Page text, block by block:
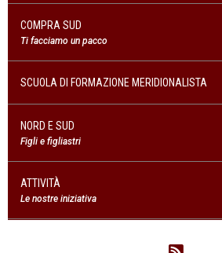
COMPRA SUD
Ti facciamo un pacco
SCUOLA DI FORMAZIONE MERIDIONALISTA
NORD E SUD
Figli e figliastri
ATTIVITÀ
Le nostre iniziativa